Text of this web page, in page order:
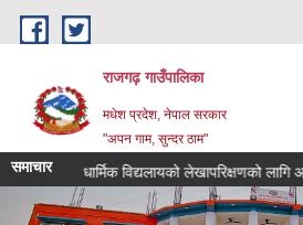
Skip to main content
राजगढ़ गाउँपालिका
मधेश प्रदेश, नेपाल सरकार
"अपन गाम, सुन्दर ठाम"
समाचार
तथा धार्मिक विद्यलायको लेखापरिक्षणको लागि